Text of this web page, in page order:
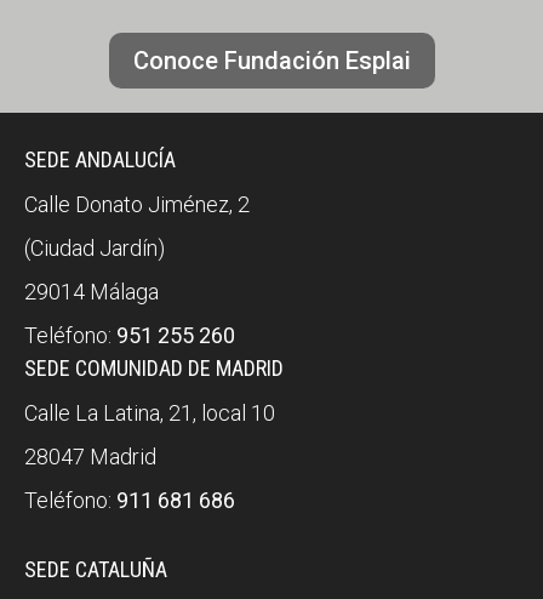
Conoce Fundación Esplai
SEDE ANDALUCÍA
Calle Donato Jiménez, 2
(Ciudad Jardín)
29014 Málaga
Teléfono: 951 255 260
SEDE COMUNIDAD DE MADRID
Calle La Latina, 21, local 10
28047 Madrid
Teléfono: 911 681 686
SEDE CATALUÑA